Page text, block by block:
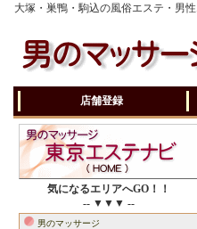
大塚・巣鴨・駒込の風俗エステ・男
店舗登録
気になるエリアへGO！！
-- ▼▼▼ --
男のマッサージ